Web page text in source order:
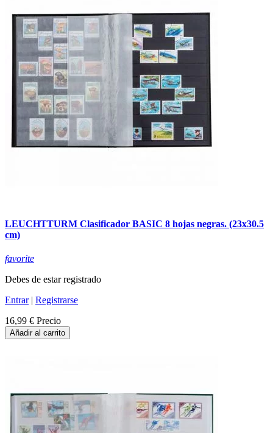
LEUCHTTURM Clasificador BASIC 8 hojas negras. (23x30.5
cm)
favorite
Debes de estar registrado
Entrar| Registrarse
16,99 € Precio
Añadir al carrito